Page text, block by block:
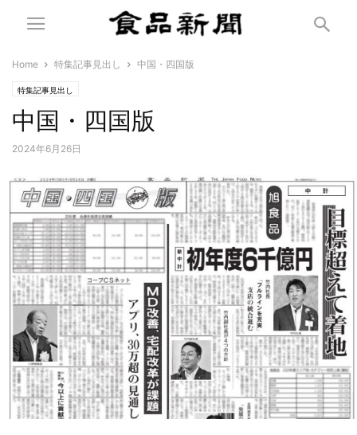
Home 特集記事見出し 中国・四国版
特集記事見出し
中国・四国版
2024年6月26日